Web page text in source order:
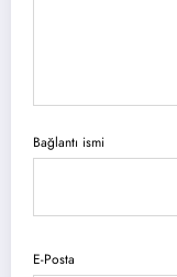
Bağlantı ismi
E-Posta